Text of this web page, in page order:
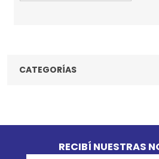
CATEGORÍAS
RECIBÍ NUESTRAS